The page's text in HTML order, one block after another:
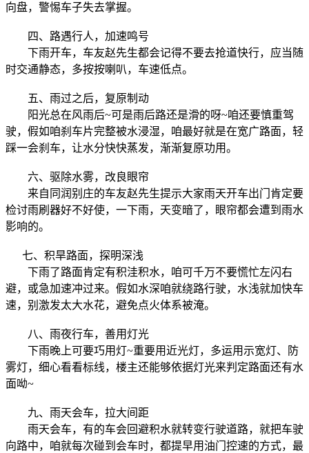
向盘，警惕车子失去掌握。
四、路遇行人，加速鸣号
下雨开车，车友赵先生都会记得不要去抢道快行，应当随
时交通静态，多按按喇叭，车速低点。
五、雨过之后，复原制动
阳光总在风雨后~可是雨后路还是滑的呀~咱还要慎重驾
驶，假如咱刹车片完整被水浸湿，咱最好就是在宽广路面，轻
踩一会刹车，让水分快快蒸发，渐渐复原功用。
六、驱除水雾，改良眼帘
来自同润别庄的车友赵先生提示大家雨天开车出门肯定要
检讨雨刷器好不好使，一下雨，天变暗了，眼帘都会遭到雨水
影响的。
七、积旱路面，探明深浅
下雨了路面肯定有积洼积水，咱可千万不要慌忙左闪右
避，或急加速冲过来。假如水深咱就绕路行驶，水浅就加快车
速，别激发太大水花，避免点火体系被淹。
八、雨夜行车，善用灯光
下雨晚上可要巧用灯~重要用近光灯，多运用示宽灯、防
雾灯，细心看看标线，楼主还能够依据灯光来判定路面还有水
面呦~
九、雨天会车，拉大间距
雨天会车，有的车会回避积水就转变行驶道路，就把车驶
向路中，咱就每次碰到会车时，都提早用油门控速的方式，最